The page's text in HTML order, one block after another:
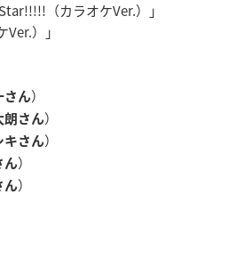
（カラオケVer.）」
）」
さん）
朗さん）
キさん）
ん）
ん）